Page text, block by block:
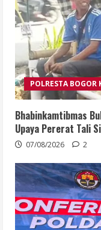
POLRESTA BOGOR
Bhabinkamtibmas
Upaya Pererat Tali
07/08/2026 2